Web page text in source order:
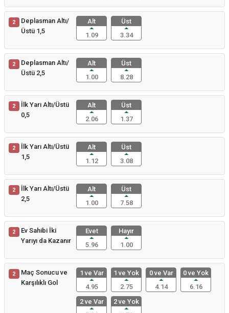
2
Deplasman Altı/
Üstü 1,5
Alt
1.09
Üst
3.34
2
Deplasman Altı/
Üstü 2,5
Alt
1.00
Üst
8.28
2
İlk Yarı Altı/Üstü
0,5
Alt
2.06
Üst
1.37
2
İlk Yarı Altı/Üstü
1,5
Alt
1.12
Üst
3.08
2
İlk Yarı Altı/Üstü
2,5
Alt
1.00
Üst
7.58
2
Ev Sahibi İki
Yarıyı da Kazanır
Evet
5.96
Hayır
1.00
2
Maç Sonucu ve
Karşılıklı Gol
1 ve Var
4.95
1 ve Yok
2.75
0 ve Var
4.14
0 ve Yok
6.16
2 ve Var
2 ve Yok